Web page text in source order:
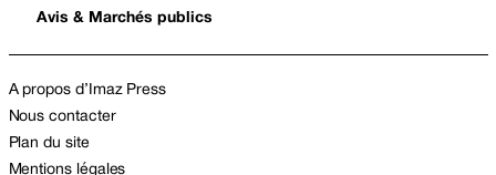
Avis & Marchés publics
A propos d’Imaz Press
Nous contacter
Plan du site
Mentions légales